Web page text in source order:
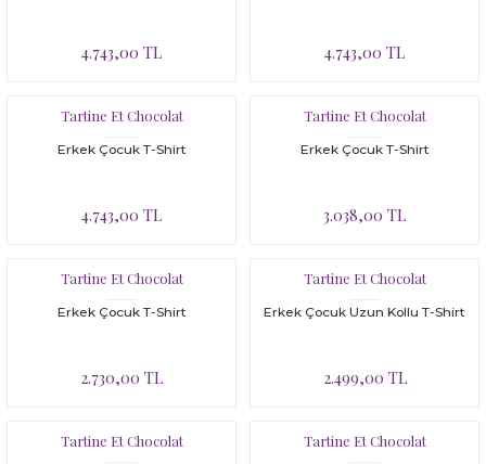
4.743,00 TL 4.743,00 TL
Tartine Et Chocolat
Erkek Çocuk T-Shirt
4.743,00 TL
Tartine Et Chocolat
Erkek Çocuk T-Shirt
3.038,00 TL
Tartine Et Chocolat
Erkek Çocuk T-Shirt
2.730,00 TL
Tartine Et Chocolat
Erkek Çocuk Uzun Kollu T-Shirt
2.499,00 TL
Tartine Et Chocolat Tartine Et Chocolat